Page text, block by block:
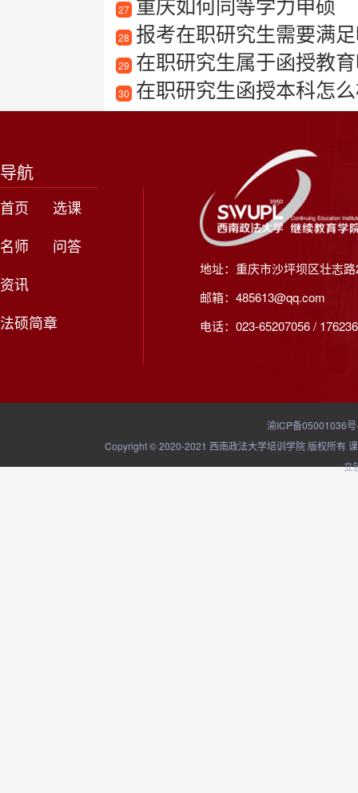
27
28 报考在职研究生需要满
29 在职研究生属于函授教
30 在职研究生函授本科怎
导航
首页
选课
名师
问答
资讯
法硕简章
地址：重庆市沙坪坝区壮志
邮箱：485613@qq.com
电话：023-65207056 /
渝ICP备05001036
Copyright © 2020-2021 西南政法大学培训学院 版权所有
立